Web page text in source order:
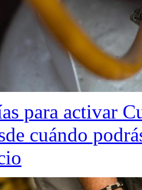
para activar
cuándo